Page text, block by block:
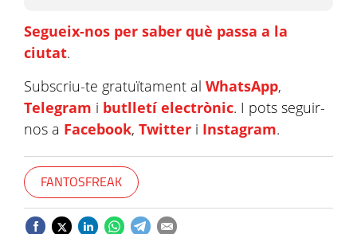
Segueix-nos per saber què passa a la
ciutat.
Subscriu-te gratuïtament al WhatsApp,
Telegram i butlletí electrònic. I pots seguir-
nos a Facebook, Twitter i Instagram.
FANTOSFREAK